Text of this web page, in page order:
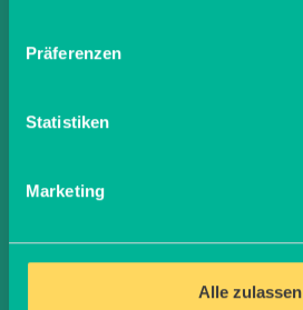
Präferenzen
Statistiken
Marketing
Alle zulassen
MEHR ERFAHREN